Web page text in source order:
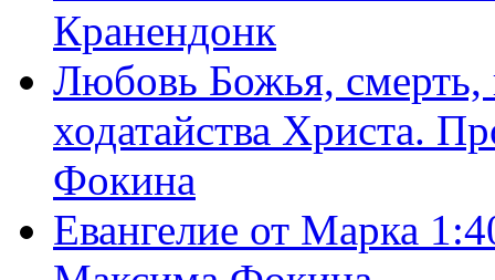
Кранендонк
Любовь Божья, смерть,
ходатайства Христа.
Фокина
Евангелие от Марка